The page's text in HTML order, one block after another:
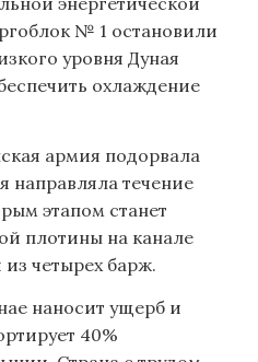
№ 1 остановили
уровня Дуная
охлаждение
армия подорвала
направляла течение
этапом станет
плотины на канале
четырех барж.
наносит ущерб и
40%